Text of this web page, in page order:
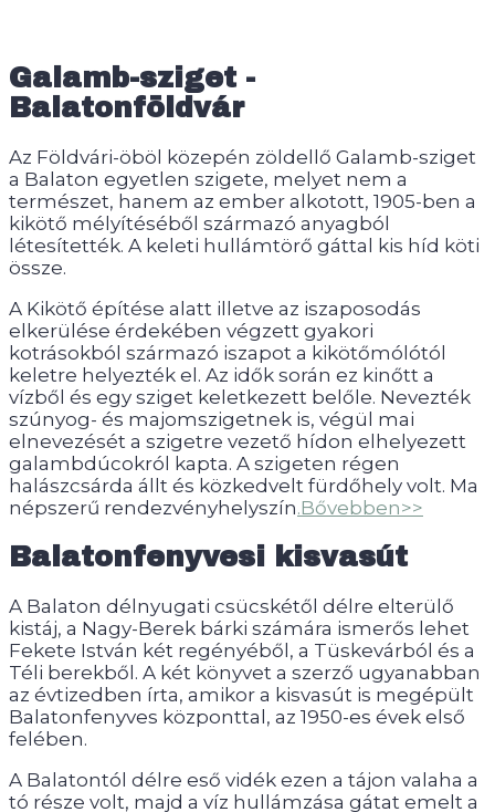
Galamb-sziget -
Balatonföldvár
Az Földvári-öböl közepén zöldellő Galamb-sziget
a Balaton egyetlen szigete, melyet nem a
természet, hanem az ember alkotott, 1905-ben a
kikötő mélyítéséből származó anyagból
létesítették. A keleti hullámtörő gáttal kis híd köti
össze.
A Kikötő építése alatt illetve az iszaposodás
elkerülése érdekében végzett gyakori
kotrásokból származó iszapot a kikötőmólótól
keletre helyezték el. Az idők során ez kinőtt a
vízből és egy sziget keletkezett belőle. Nevezték
szúnyog- és majomszigetnek is, végül mai
elnevezését a szigetre vezető hídon elhelyezett
galambdúcokról kapta. A szigeten régen
halászcsárda állt és közkedvelt fürdőhely volt. Ma
népszerű rendezvényhelyszín.Bővebben>>
Balatonfenyvesi kisvasút
A Balaton délnyugati csücskétől délre elterülő
kistáj, a Nagy-Berek bárki számára ismerős lehet
Fekete István két regényéből, a Tüskevárból és a
Téli berekből. A két könyvet a szerző ugyanabban
az évtizedben írta, amikor a kisvasút is megépült
Balatonfenyves központtal, az 1950-es évek első
felében.
A Balatontól délre eső vidék ezen a tájon valaha a
tó része volt, majd a víz hullámzása gátat emelt a